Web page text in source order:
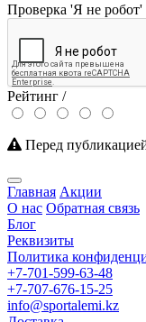
Проверка 'Я не робот'
Рейтинг /
Перед
Главная Акции
О нас Обратная связь
Блог
Реквизиты
Политика
+7-701-599-63-48
+7-707-676-15-25
info@sportalemi.kz